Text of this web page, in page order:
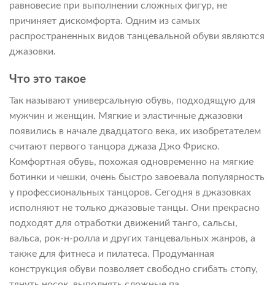
равновесие при выполнении сложных фигур, не
причиняет дискомфорта. Одним из самых
распространенных видов танцевальной обуви являются
джазовки.
Что это такое
Так называют универсальную обувь, подходящую для
мужчин и женщин. Мягкие и эластичные джазовки
появились в начале двадцатого века, их изобретателем
считают первого танцора джаза Джо Фриско.
Комфортная обувь, похожая одновременно на мягкие
ботинки и чешки, очень быстро завоевала популярность
у профессиональных танцоров. Сегодня в джазовках
исполняют не только джазовые танцы. Они прекрасно
подходят для отработки движений танго, сальсы,
вальса, рок-н-ролла и других танцевальных жанров, а
также для фитнеса и пилатеса. Продуманная
конструкция обуви позволяет свободно сгибать стопу,